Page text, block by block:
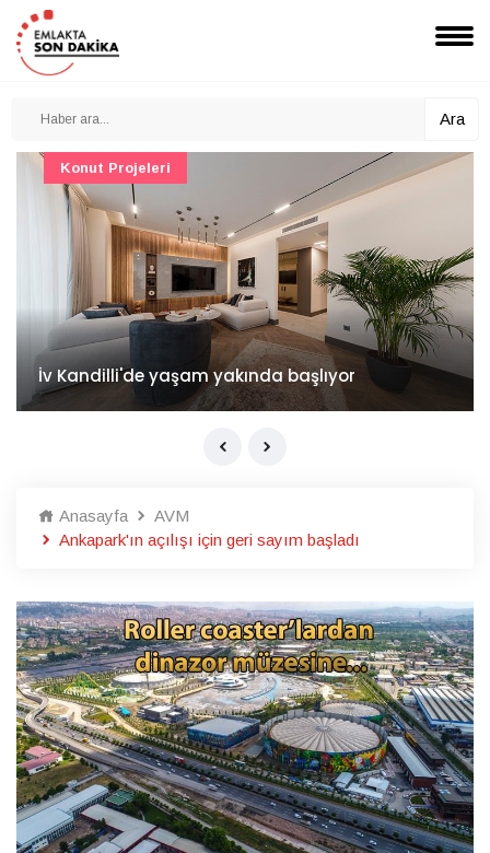
Ara
İv Kandilli'de yaşam yakında başlıyor
Konut Projeleri
Anasayfa
AVM
Ankapark'ın açılışı için geri sayım başladı